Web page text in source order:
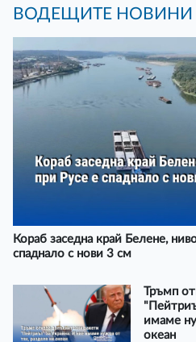
ВОДЕЩИТЕ НОВИНИ
Кораб заседна край Белене,
спаднало с нови 3 см
Тръмп
имаме
океан